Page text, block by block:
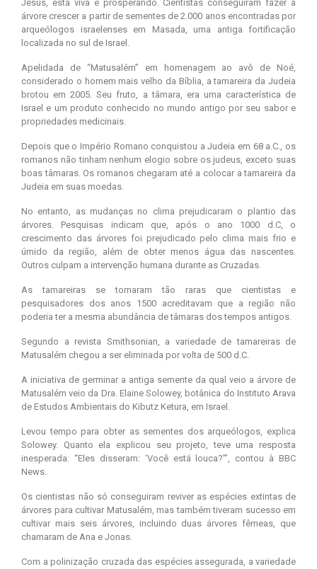
Jesus, está viva e prosperando. Cientistas conseguiram fazer a
árvore crescer a partir de sementes de 2.000 anos encontradas por
arqueólogos israelenses em Masada, uma antiga fortificação
localizada no sul de Israel.
Apelidada de “Matusalém” em homenagem ao avô de Noé,
considerado o homem mais velho da Bíblia, a tamareira da Judeia
brotou em 2005. Seu fruto, a tâmara, era uma característica de
Israel e um produto conhecido no mundo antigo por seu sabor e
propriedades medicinais.
Depois que o Império Romano conquistou a Judeia em 68 a.C., os
romanos não tinham nenhum elogio sobre os judeus, exceto suas
boas tâmaras. Os romanos chegaram até a colocar a tamareira da
Judeia em suas moedas.
No entanto, as mudanças no clima prejudicaram o plantio das
árvores. Pesquisas indicam que, após o ano 1000 d.C, o
crescimento das árvores foi prejudicado pelo clima mais frio e
úmido da região, além de obter menos água das nascentes.
Outros culpam a intervenção humana durante as Cruzadas.
As tamareiras se tornaram tão raras que cientistas e
pesquisadores dos anos 1500 acreditavam que a região não
poderia ter a mesma abundância de tâmaras dos tempos antigos.
Segundo a revista Smithsonian, a variedade de tamareiras de
Matusalém chegou a ser eliminada por volta de 500 d.C.
A iniciativa de germinar a antiga semente da qual veio a árvore de
Matusalém veio da Dra. Elaine Solowey, botânica do Instituto Arava
de Estudos Ambientais do Kibutz Ketura, em Israel.
Levou tempo para obter as sementes dos arqueólogos, explica
Solowey. Quanto ela explicou seu projeto, teve uma resposta
inesperada: “Eles disseram: ‘Você está louca?’”, contou à BBC
News.
Os cientistas não só conseguiram reviver as espécies extintas de
árvores para cultivar Matusalém, mas também tiveram sucesso em
cultivar mais seis árvores, incluindo duas árvores fêmeas, que
chamaram de Ana e Jonas.
Com a polinização cruzada das espécies assegurada, a variedade